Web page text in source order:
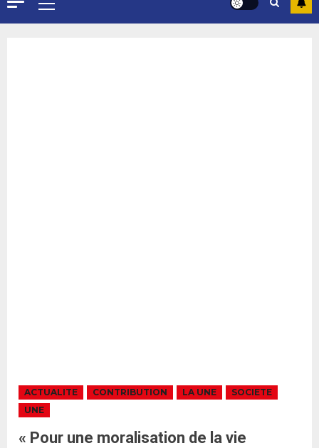
ACTUALITE CONTRIBUTION LA UNE
SOCIETE
UNE
« Pour une moralisation de la vie